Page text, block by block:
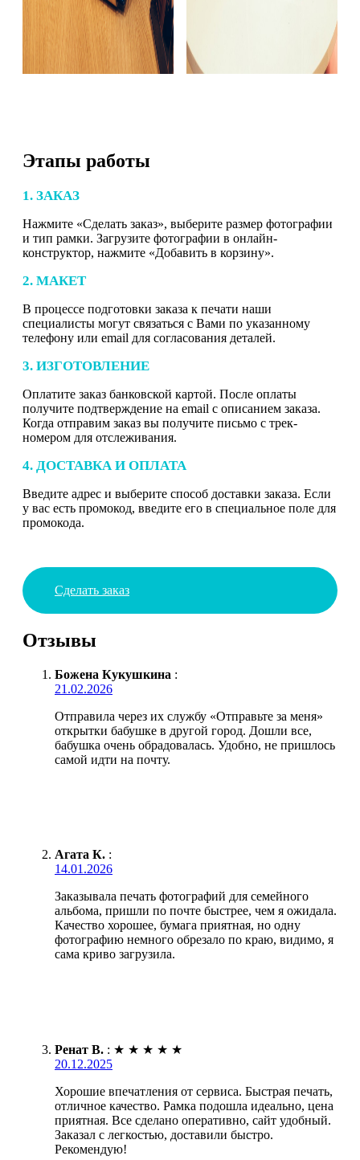
Этапы работы
1. ЗАКАЗ
Нажмите «Сделать заказ», выберите размер фотографии
и тип рамки. Загрузите фотографии в онлайн-
конструктор, нажмите «Добавить в корзину».
2. МАКЕТ
В процессе подготовки заказа к печати наши
специалисты могут связаться с Вами по указанному
телефону или email для согласования деталей.
3. ИЗГОТОВЛЕНИЕ
Оплатите заказ банковской картой. После оплаты
получите подтверждение на email с описанием заказа.
Когда отправим заказ вы получите письмо с трек-
номером для отслеживания.
4. ДОСТАВКА И ОПЛАТА
Введите адрес и выберите способ доставки заказа. Если
у вас есть промокод, введите его в специальное поле для
промокода.
Сделать заказ
Отзывы
Божена Кукушкина :
21.02.2026
Отправила через их службу «Отправьте за меня»
открытки бабушке в другой город. Дошли все,
бабушка очень обрадовалась. Удобно, не пришлось
самой идти на почту.
Агата К. :
14.01.2026
Заказывала печать фотографий для семейного
альбома, пришли по почте быстрее, чем я ожидала.
Качество хорошее, бумага приятная, но одну
фотографию немного обрезало по краю, видимо, я
сама криво загрузила.
Ренат В. : ★ ★ ★ ★ ★
20.12.2025
Хорошие впечатления от сервиса. Быстрая печать,
отличное качество. Рамка подошла идеально, цена
приятная. Все сделано оперативно, сайт удобный.
Заказал с легкостью, доставили быстро.
Рекомендую!